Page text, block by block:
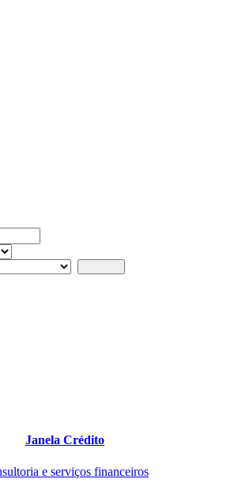
Janela Crédito
e serviços financeiros